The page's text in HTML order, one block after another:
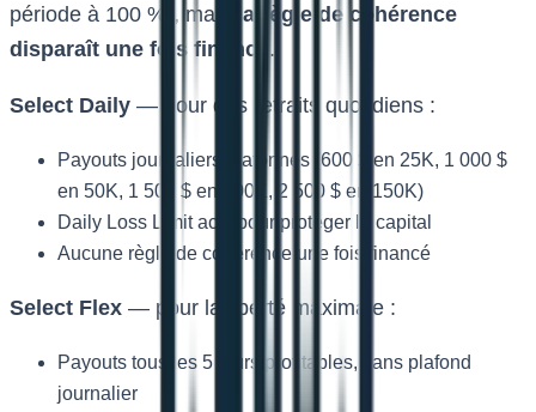
période à 100 %), mais
la règle de cohérence
disparaît une fois financé .
Select Daily — pour des retraits quotidiens :
Payouts journaliers plafonnés (600 $ en 25K, 1 000 $
en 50K, 1 500 $ en 100K, 2 500 $ en 150K)
Daily Loss Limit actif pour protéger le capital
Aucune règle de cohérence une fois financé
Select Flex — pour la liberté maximale :
Payouts tous les 5 jours profitables, sans plafond
journalier